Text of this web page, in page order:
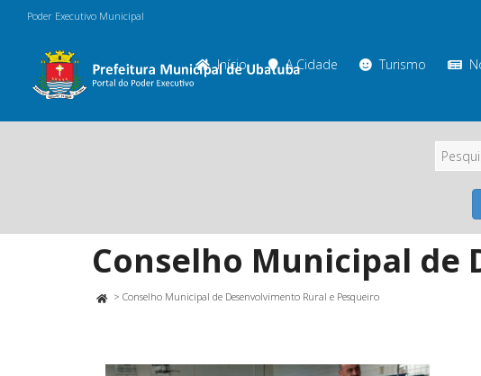
Poder Executivo Municipal
Início A Cidade Turismo
Conselho Municipal de
> Conselho Municipal de Desenvolvimento Rural e Pesqueiro